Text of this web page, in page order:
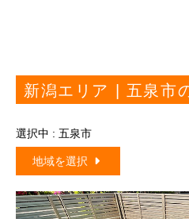
新潟エリア | 五泉市
選択中 : 五泉市
地域を選択